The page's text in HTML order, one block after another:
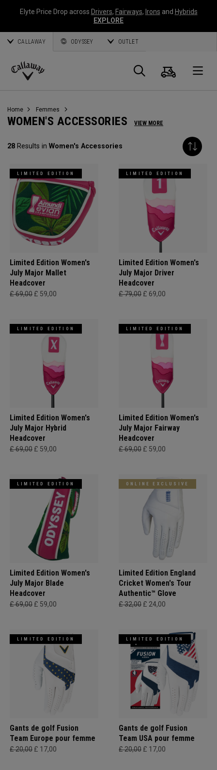
Elyte Price Drop across Drivers, Fairways, Irons and Hybrids
EXPLORE
CALLAWAY ODYSSEY OUTLET
Callaway
Panier
Home Femmes
WOMEN'S ACCESSORIES VIEW MORE
28 Results in Women's Accessories
LIMITED EDITION
Limited Edition Women's
July Major Mallet
Headcover
£ 69,00 £ 59,00
LIMITED EDITION
Limited Edition Women's
July Major Driver
Headcover
£ 79,00 £ 69,00
LIMITED EDITION
Limited Edition Women's
July Major Hybrid
Headcover
£ 69,00 £ 59,00
LIMITED EDITION
Limited Edition Women's
July Major Fairway
Headcover
£ 69,00 £ 59,00
LIMITED EDITION
Limited Edition Women's
July Major Blade
Headcover
£ 69,00 £ 59,00
ONLINE EXCLUSIVE
Limited Edition England
Cricket Women's Tour
Authentic™ Glove
£ 32,00 £ 24,00
LIMITED EDITION
Gants de golf Fusion
Team Europe pour femme
£ 20,00 £ 17,00
LIMITED EDITION
Gants de golf Fusion
Team USA pour femme
£ 20,00 £ 17,00